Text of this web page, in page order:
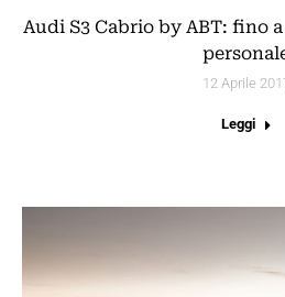
Audi S3 Cabrio by ABT: fino
12 Aprile
Leggi